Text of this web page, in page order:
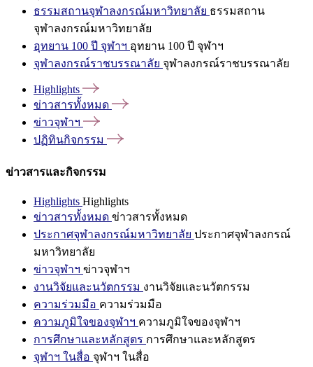
ธรรมสถานจุฬาลงกรณ์มหาวิทยาลัย ธรรมสถาน
จุฬาลงกรณ์มหาวิทยาลัย
อุทยาน 100 ปี จุฬาฯ อุทยาน 100 ปี จุฬาฯ
จุฬาลงกรณ์ราชบรรณาลัย จุฬาลงกรณ์ราชบรรณาลัย
Highlights
ข่าวสารทั้งหมด
ข่าวจุฬาฯ
ปฏิทินกิจกรรม
ข่าวสารและกิจกรรม
Highlights Highlights
ข่าวสารทั้งหมด ข่าวสารทั้งหมด
ประกาศจุฬาลงกรณ์มหาวิทยาลัย ประกาศจุฬาลงกรณ์
มหาวิทยาลัย
ข่าวจุฬาฯ ข่าวจุฬาฯ
งานวิจัยและนวัตกรรม งานวิจัยและนวัตกรรม
ความร่วมมือ ความร่วมมือ
ความภูมิใจของจุฬาฯ ความภูมิใจของจุฬาฯ
การศึกษาและหลักสูตร การศึกษาและหลักสูตร
จุฬาฯ ในสื่อ จุฬาฯ ในสื่อ